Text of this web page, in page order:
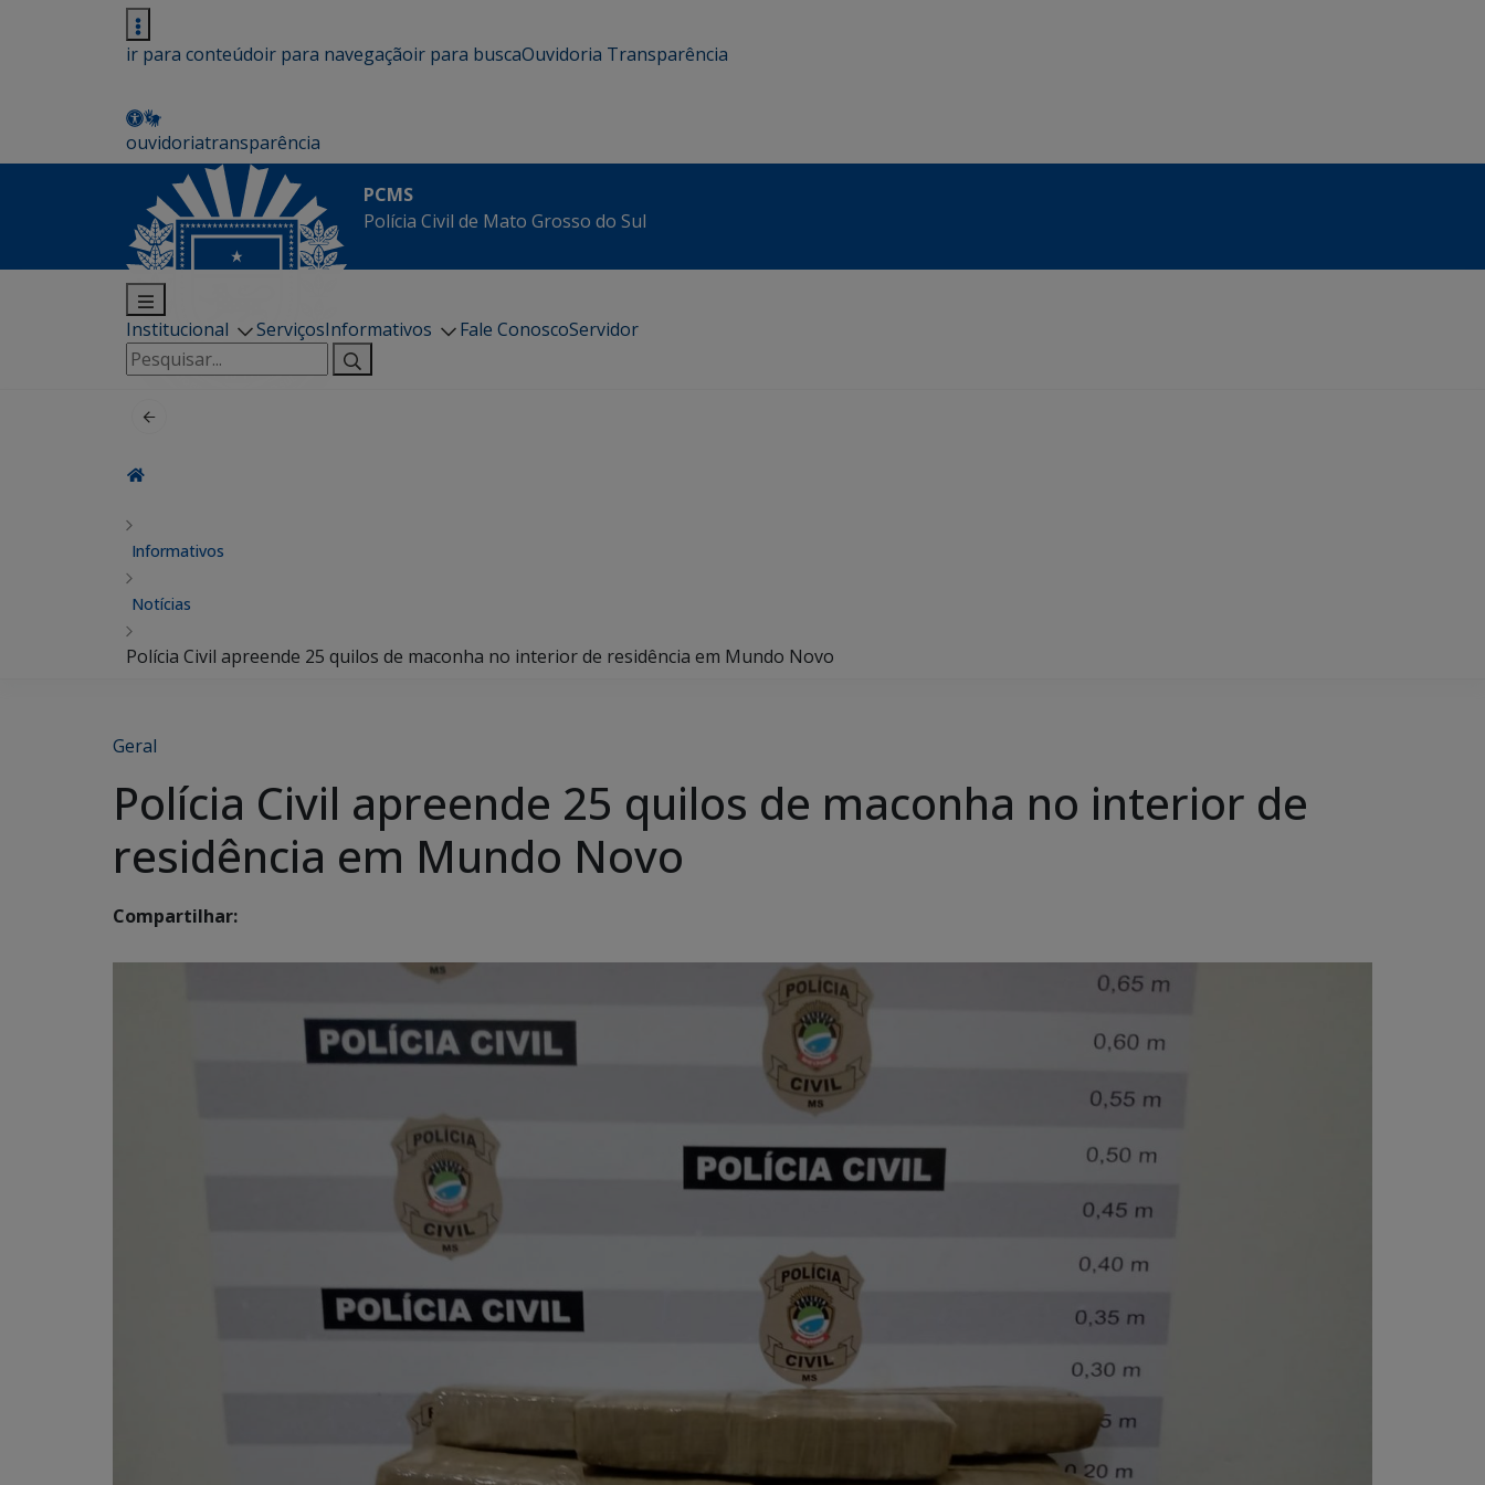
ir para conteúdoir para navegaçãoir para buscaOuvidoria Transparência
ouvidoriatransparência
PCMS
Polícia Civil de Mato Grosso do Sul
Institucional ServiçosInformativos Fale ConoscoServidor
Pesquisar
por:
Informativos
Notícias
Polícia Civil apreende 25 quilos de maconha no interior de residência em Mundo Novo
Geral
Polícia Civil apreende 25 quilos de maconha no interior de
residência em Mundo Novo
Compartilhar: